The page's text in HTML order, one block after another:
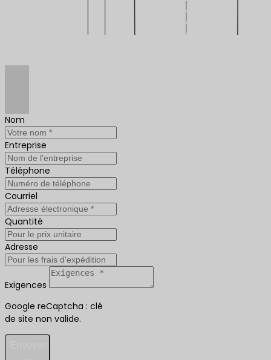
Nom
Entreprise
Téléphone
Courriel
Quantité
Adresse
Exigences
Google reCaptcha : clé
de site non valide.